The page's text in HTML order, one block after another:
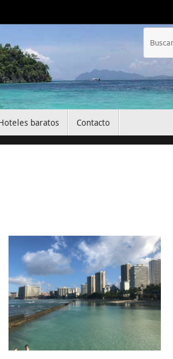
baratos Contacto